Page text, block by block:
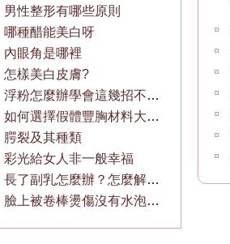
男性整形有哪些原則
哪種醋能美白呀
內眼角是哪裡
怎樣美白皮膚?
浮粉怎麼辦學會這幾招不再做“花臉貓”
如何選擇假體豐胸材料大小？
腭裂及其種類
彩光給女人非一般幸福
長了副乳怎麼辦？怎麼解決這種問題
臉上被卷棒燙傷沒有水泡，只有一小塊烏青，